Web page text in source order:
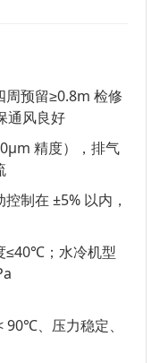
周预留≥0.8m 检修
通风良好
精度），排气
制在 ±5% 以内，
≤40℃；水冷机型
90℃、压力稳定、